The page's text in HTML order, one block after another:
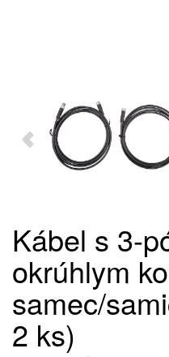
Kábel s 3-
okrúhlym
samec/
2 ks)